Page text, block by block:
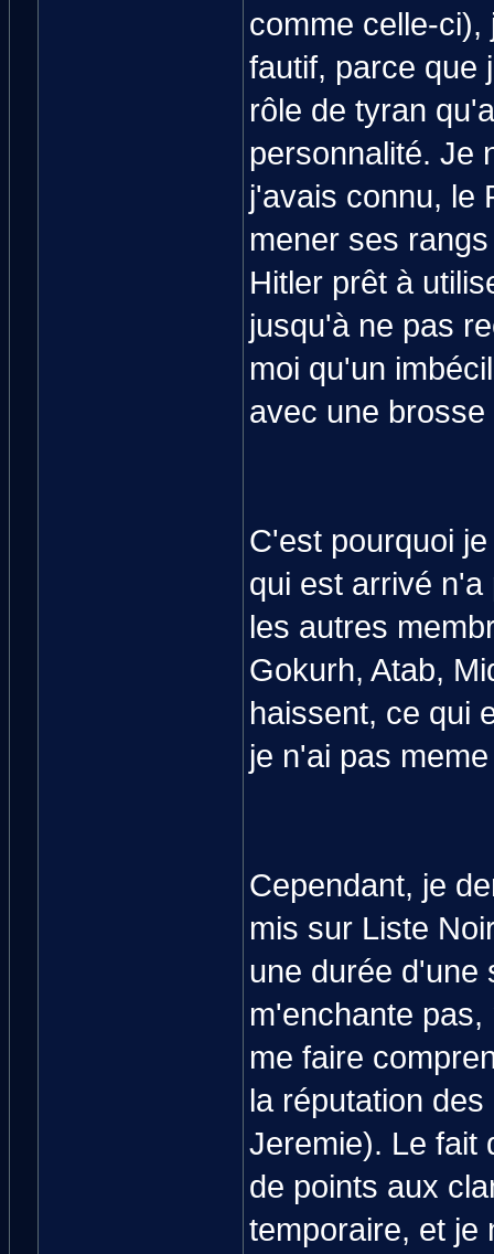
comme celle-ci),
fautif, parce que
rôle de tyran
personnalité. Je
j'avais connu, le
mener ses
Hitler prêt à
jusqu'à ne pas
moi qu'un
avec une brosse
C'est pourquoi
qui est arrivé
les autres
Gokurh, Atab,
haissent, ce qui
je n'ai pas
Cependant, je
mis sur Liste
une durée d'une
m'enchante
me faire
la réputation
Jeremie). Le fait
de points aux
temporaire, et je